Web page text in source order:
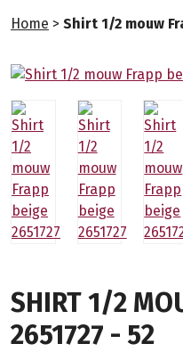
Home > Shirt 1/2 mouw
SHIRT 1/2
2651727 - 52